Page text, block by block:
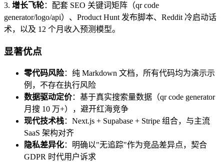
3. 增长飞轮：配套 SEO 关键词矩阵（qr code
generator/logo/api）、Product Hunt 发布脚本、Reddit 冷启动话
术，以及 12 个月收入预测模型。
显著优点
零代码风险：纯 Markdown 文档，所有代码均为演示示
例，不存在执行风险
数据驱动定价：基于真实搜索量数据（qr code generator
月搜 10 万+），避开红海竞争
现代技术栈：Next.js + Supabase + Stripe 组合，与主流
SaaS 架构对齐
隐私差异化：明确以"无追踪"作为竞品差异点，契合
GDPR 时代用户诉求